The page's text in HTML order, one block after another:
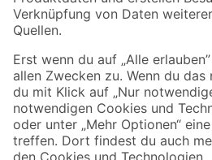
Sicher einkaufen
Jetzt die toom-App herunterladen